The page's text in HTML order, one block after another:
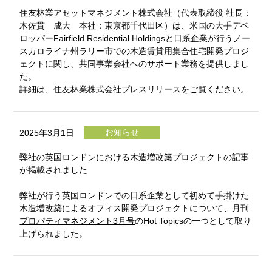
住友林業アセットマネジメント株式会社（代表取締役 社長：
木佐貫 成大 本社：東京都千代田区）は、米国の大手デベ
ロッパーFairfield Residential Holdingsと日系企業が行うノー
スカロライナ州ラリー市での木造賃貸用集合住宅開発プロジ
ェクトに関し、共同事業会社へのサポート業務を提供しまし
た。
詳細は、住友林業株式会社プレスリリースをご覧ください。
2025年3月1日 お知らせ
弊社の英国ロンドンにおける木造増改築プロジェクトの記事
が掲載されました
弊社が行う英国ロンドンでの日系企業として初めて手掛けた
木造増改築によるオフィス開発プロジェクトについて、
月刊
プロパティマネジメント3月号のHot Topicsの一つとして取り
上げられました。